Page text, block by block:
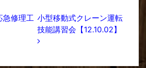
ーション
急修理工 小型移動式クレーン運転
技能講習会【12.10.02】